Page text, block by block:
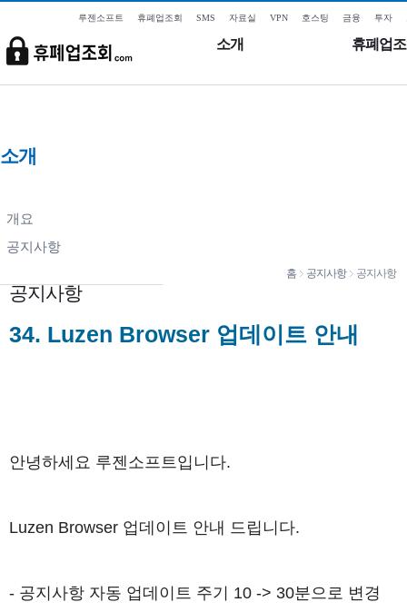
루젠소프트 휴폐업조회 SMS 자료실 VPN 호스팅 금융 투자
소개 휴폐업
소개
개요
공지사항
홈 공지사항 공지사항
공지사항
34. Luzen Browser 업데이트 안내
안녕하세요 루젠소프트입니다.
Luzen Browser 업데이트 안내 드립니다.
- 공지사항 자동 업데이트 주기 10 -> 30분으로 변경